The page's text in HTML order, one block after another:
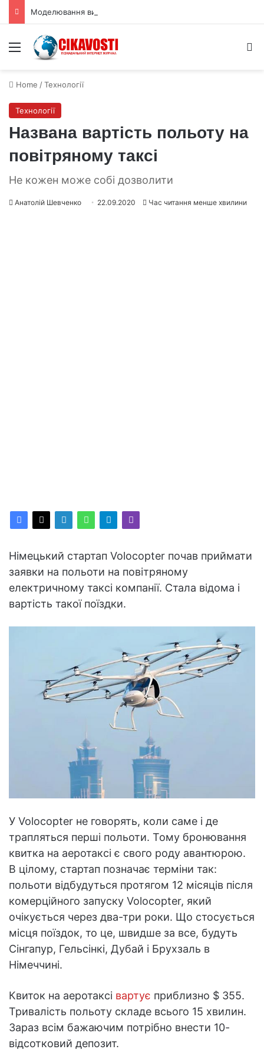
Menu
Home /Технології
Технології
Названа вартість польоту на
повітряному таксі
Не кожен може собі дозволити
Анатолій Шевченко 22.09.2020 Час читання менше хвилини
Німецький стартап Volocopter почав приймати
заявки на польоти на повітряному
електричному таксі компанії. Стала відома і
вартість такої поїздки.
У Volocopter не говорять, коли саме і де
трапляться перші польоти. Тому бронювання
квитка на аеротаксі є свого роду авантюрою.
В цілому, стартап позначає терміни так:
польоти відбудуться протягом 12 місяців після
комерційного запуску Volocopter, який
очікується через два-три роки. Що стосується
місця поїздок, то це, швидше за все, будуть
Сінгапур, Гельсінкі, Дубай і Брухзаль в
Німеччині.
Квиток на аеротаксі вартує приблизно $ 355.
Тривалість польоту складе всього 15 хвилин.
Зараз всім бажаючим потрібно внести 10-
відсотковий депозит.